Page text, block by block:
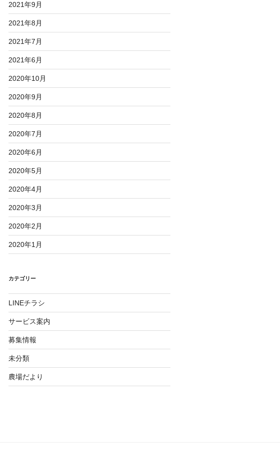
2021年9月
2021年8月
2021年7月
2021年6月
2020年10月
2020年9月
2020年8月
2020年7月
2020年6月
2020年5月
2020年4月
2020年3月
2020年2月
2020年1月
カテゴリー
LINEチラシ
サービス案内
募集情報
未分類
農場だより